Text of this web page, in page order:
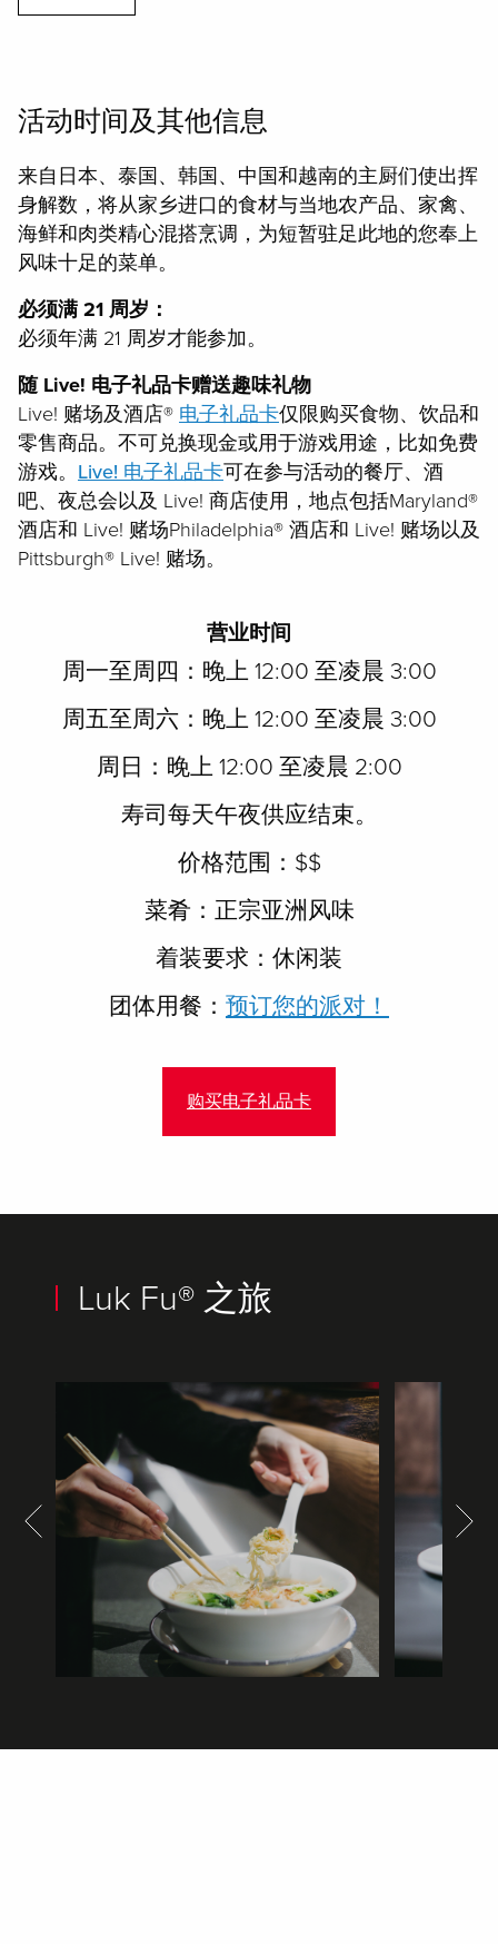
活动时间及其他信息
来自日本、泰国、韩国、中国和越南的主厨们使出挥
身解数，将从家乡进口的食材与当地农产品、家禽、
海鲜和肉类精心混搭烹调，为短暂驻足此地的您奉上
风味十足的菜单。
必须满 21 周岁：
必须年满 21 周岁才能参加。
随 Live! 电子礼品卡赠送趣味礼物
Live! 赌场及酒店® 电子礼品卡仅限购买食物、饮品和
零售商品。不可兑换现金或用于游戏用途，比如免费
游戏。 Live! 电子礼品卡可在参与活动的餐厅、酒
吧、夜总会以及 Live! 商店使用，地点包括Maryland®
酒店和 Live! 赌场Philadelphia® 酒店和 Live! 赌场以及
Pittsburgh® Live! 赌场。
营业时间
周一至周四： 晚上 12:00 至凌晨 3:00
周五至周六： 晚上 12:00 至凌晨 3:00
周日： 晚上 12:00 至凌晨 2:00
寿司每天午夜供应结束。
价格范围： $$
菜肴： 正宗亚洲风味
着装要求： 休闲装
团体用餐： 预订您的派对！
购买电子礼品卡
Luk Fu® 之旅